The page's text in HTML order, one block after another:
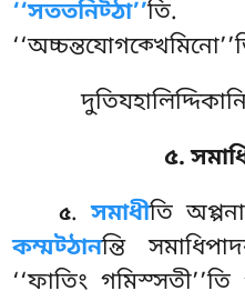
‘‘সততনিট্ঠা’’
৫.
৫.সমাধীতি
কম্মট্ঠানন্তি
‘‘ফাতিং